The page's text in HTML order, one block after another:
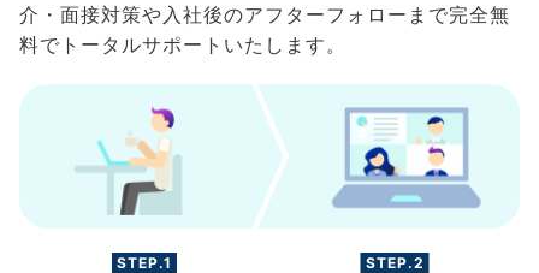
介・面接対策や入社後のアフターフォローまで完全無
料でトータルサポートいたします。
STEP.1 STEP.2